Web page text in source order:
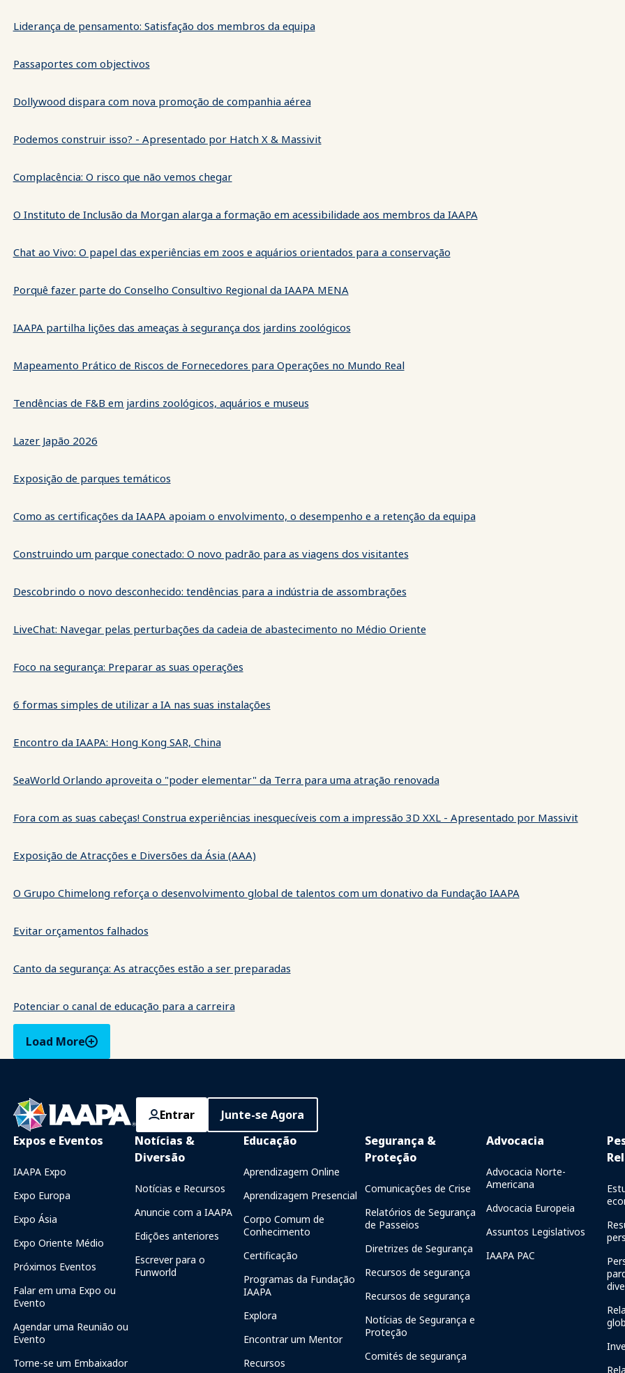
Liderança de pensamento: Satisfação dos membros da equipa
Passaportes com objectivos
Dollywood dispara com nova promoção de companhia aérea
Podemos construir isso? - Apresentado por Hatch X & Massivit
Complacência: O risco que não vemos chegar
O Instituto de Inclusão da Morgan alarga a formação em acessibilidade aos membros da IAAPA
Chat ao Vivo: O papel das experiências em zoos e aquários orientados para a conservação
Porquê fazer parte do Conselho Consultivo Regional da IAAPA MENA
IAAPA partilha lições das ameaças à segurança dos jardins zoológicos
Mapeamento Prático de Riscos de Fornecedores para Operações no Mundo Real
Tendências de F&B em jardins zoológicos, aquários e museus
Lazer Japão 2026
Exposição de parques temáticos
Como as certificações da IAAPA apoiam o envolvimento, o desempenho e a retenção da equipa
Construindo um parque conectado: O novo padrão para as viagens dos visitantes
Descobrindo o novo desconhecido: tendências para a indústria de assombrações
LiveChat: Navegar pelas perturbações da cadeia de abastecimento no Médio Oriente
Foco na segurança: Preparar as suas operações
6 formas simples de utilizar a IA nas suas instalações
Encontro da IAAPA: Hong Kong SAR, China
SeaWorld Orlando aproveita o "poder elementar" da Terra para uma atração renovada
Fora com as suas cabeças! Construa experiências inesquecíveis com a impressão 3D XXL - Apresentado por Massivit
Exposição de Atracções e Diversões da Ásia (AAA)
O Grupo Chimelong reforça o desenvolvimento global de talentos com um donativo da Fundação IAAPA
Evitar orçamentos falhados
Canto da segurança: As atracções estão a ser preparadas
Potenciar o canal de educação para a carreira
Load More
Entrar Junte-se Agora
Expos e Eventos
IAAPA Expo
Expo Europa
Expo Ásia
Expo Oriente Médio
Próximos Eventos
Falar em uma Expo ou
Evento
Agendar uma Reunião ou
Evento
Torne-se um Embaixador
Notícias &
Diversão
Notícias e Recursos
Anuncie com a IAAPA
Edições anteriores
Escrever para o
Funworld
Educação
Aprendizagem Online
Aprendizagem Presencial
Corpo Comum de
Conhecimento
Certificação
Programas da Fundação
IAAPA
Explora
Encontrar um Mentor
Recursos
Segurança &
Proteção
Comunicações de Crise
Relatórios de Segurança
de Passeios
Diretrizes de Segurança
Recursos de segurança
Recursos de segurança
Notícias de Segurança e
Proteção
Comités de segurança
Advocacia
Advocacia Norte-
Americana
Advocacia Europeia
Assuntos Legislativos
IAAPA PAC